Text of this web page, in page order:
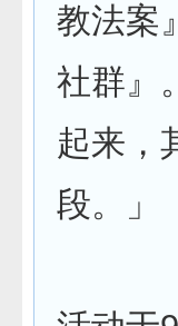
教法案
社群』
起来，
段。」